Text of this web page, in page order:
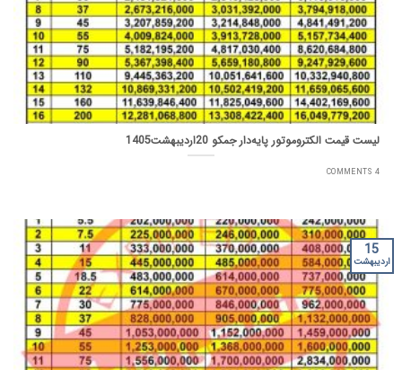
لیست قیمت الکتروموتور پایه‌دار جمکو 20اردیبهشت1405
4 COMMENTS
15
اردیبهشت